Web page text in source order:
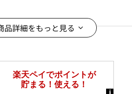
見える場合がございます。予めご了
品詳細をもっと見る